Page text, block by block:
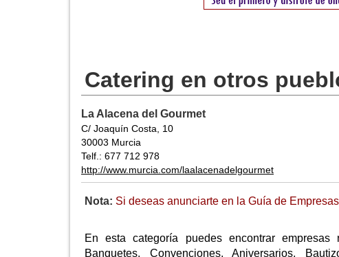
Catering en otros
La Alacena del Gourmet
C/ Joaquín Costa, 10
30003 Murcia
Telf.: 677 712 978
http://www.murcia.com/laalacenadelgourmet
Nota: Si deseas anunciarte en la Guía de
En esta categoría puedes encontrar
Banquetes, Convenciones, Aniversarios,